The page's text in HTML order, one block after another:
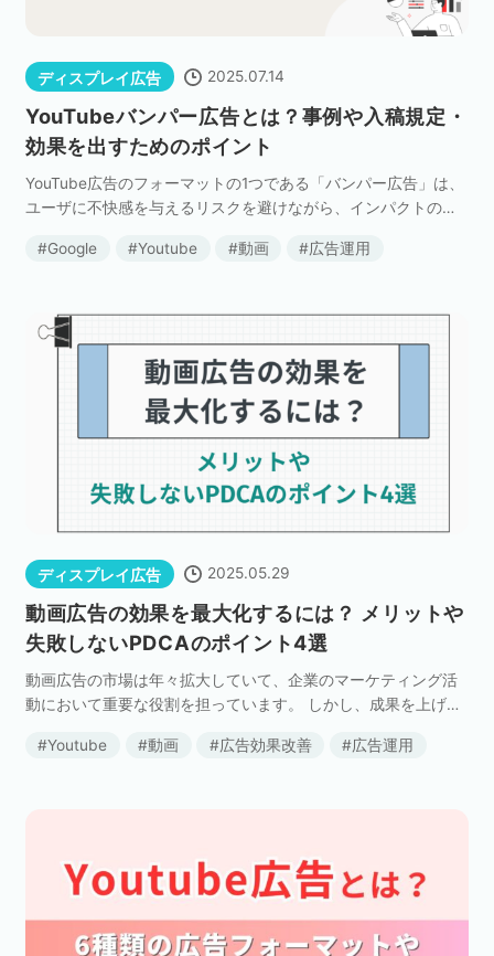
ディスプレイ広告 2025.07.14
YouTubeバンパー広告とは？事例や入稿規定・
効果を出すためのポイント
YouTube広告のフォーマットの1つである「バンパー広告」は、
ユーザに不快感を与えるリスクを避けながら、インパクトのあ
事では、バンパー広告のメリットや具体的な広 […]
Google Youtube 動画 広告運用
ディスプレイ広告 2025.05.29
動画広告の効果を最大化するには？ メリットや
失敗しないPDCAのポイント4選
動画広告の市場は年々拡大していて、企業のマーケティング活
動において重要な役割を担っています。 しかし、成果を上げる
エイティブのPDCAサイクルをまわして最適化してい […]
Youtube 動画 広告効果改善 広告運用